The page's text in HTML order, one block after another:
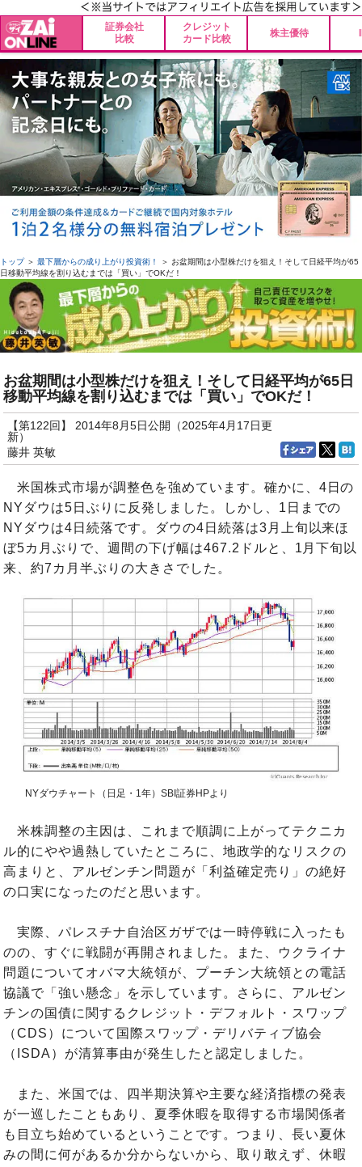
証券会社
比較
クレジット
カード比較
株主優待
トップ＞ 最下層からの成り上がり投資術！
＞ お盆期間は小型株だけを狙え！そして日経平均が65
日移動平均線を割り込むまでは「買い」でOKだ！
お盆期間は小型株だけを狙え！そして日経平均が65日
移動平均線を割り込むまでは「買い」でOKだ！
【第122回】 2014年8月5日公開（2025年4月17日更
新）
藤井 英敏
米国株式市場が調整色を強めています。確かに、4日の
NYダウは5日ぶりに反発しました。しかし、1日までの
NYダウは4日続落です。ダウの4日続落は3月上旬以来ほ
ぼ5カ月ぶりで、週間の下げ幅は467.2ドルと、1月下旬以
来、約7カ月半ぶりの大きさでした。
NYダウチャート（日足・1年）SBI証券HPより
米株調整の主因は、これまで順調に上がってテクニカ
ル的にやや過熱していたところに、地政学的なリスクの
高まりと、アルゼンチン問題が「利益確定売り」の絶好
の口実になったのだと思います。
実際、パレスチナ自治区ガザでは一時停戦に入ったも
のの、すぐに戦闘が再開されました。また、ウクライナ
問題についてオバマ大統領が、プーチン大統領との電話
協議で「強い懸念」を示しています。さらに、アルゼン
チンの国債に関するクレジット・デフォルト・スワップ
（CDS）について国際スワップ・デリバティブ協会
（ISDA）が清算事由が発生したと認定しました。
また、米国では、四半期決算や主要な経済指標の発表
が一巡したこともあり、夏季休暇を取得する市場関係者
も目立ち始めているということです。つまり、長い夏休
みの間に何があるか分からないから、取り敢えず、休暇